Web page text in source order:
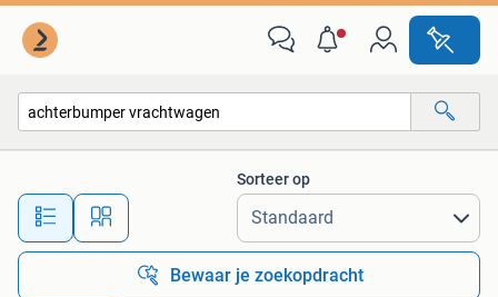
Alle afstanden…
Sorteer op
Bewaar je zoekopdracht